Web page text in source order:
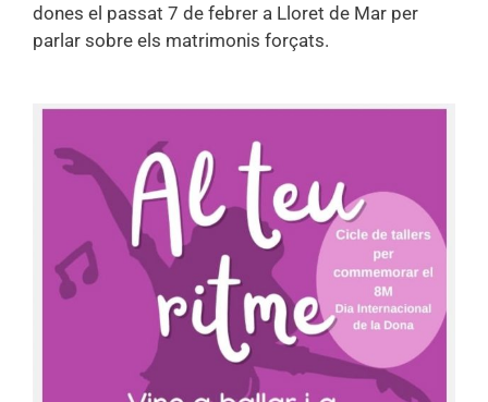
dones el passat 7 de febrer a Lloret de Mar per
parlar sobre els matrimonis forçats.